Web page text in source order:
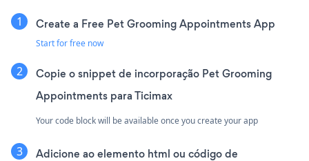
Create a Free Pet Grooming Appointments App
Start for free now
Copie o snippet de incorporação Pet Grooming
Appointments para Ticimax
Your code block will be available once you create your app
Adicione ao elemento html ou código de